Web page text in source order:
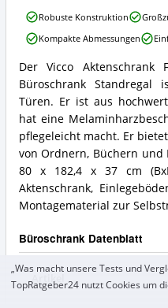
ist
dieser
Büroschrank
erhältlich?
Vicco
Aktenschrank
Frank
weiß
Schrank
2
Türen
Büroschrank
Standregal
Zusammenfassung:
Was
dieser
Büroschrank?
Der Vicco Aktenschrank
Büroschrank
Türen. Er ist aus
hat eine
pflegeleicht macht. Er
von Ordnern, Büchern
80 x 182,4 x 37 cm
Aktenschrank,
Montagematerial zur
Büroschrank Datenblatt
Artikel
Vicco
Aktenschrank
Frank
Schrank
2
Türen
Büroschrank
Standregal
Vorteile:
Was
spricht
für
diesen
Büroschrank?
Robuste Konstruktion
Kompakte Abmessungen
„Was macht unsere Tests und
TopRatgeber24 nutzt Cookies um